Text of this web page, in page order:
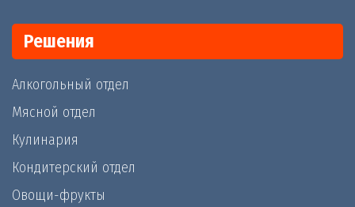
Решения
Алкогольный отдел
Мясной отдел
Кулинария
Кондитерский отдел
Овощи-фрукты